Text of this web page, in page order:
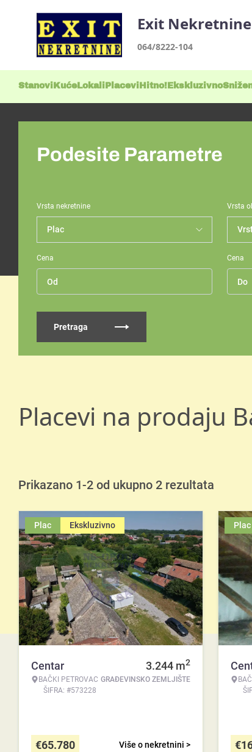
Exit Nekretnine
064/8222-104
Stanovi KućeLokali Placevi Hitno! Ekskluzivno
Podesite Parametre
Vrsta nekretnine Vrsta
Cena Cena
Pretraga
Placevi na prodaju
Prikazano 1-2 od ukupno 2 rezultata
Plac Ekskluzivno
Centar
BAČKI PETROVAC
ŠIFRA: #573228
3.244 m2
GRAĐEVINSKO ZEMLJIŠTE
Više o nekretnini >
€65.780
Plac
€